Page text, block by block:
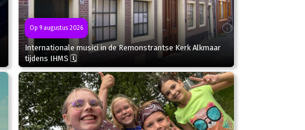
Op 9 augustus 2026
Internationale musici in de Remonstrantse Kerk Alkmaar
tijdens IHMS 🗓